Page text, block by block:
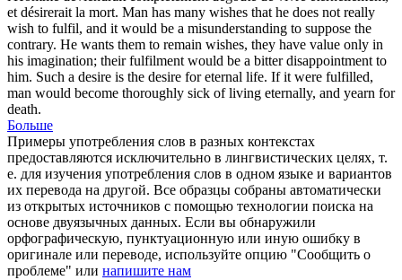
et désirerait la mort. Man has many wishes that he does not really
wish to fulfil, and it would be a misunderstanding to suppose the
contrary. He wants them to remain wishes, they have value only in
his imagination; their fulfilment would be a bitter disappointment to
him. Such a desire is the desire for eternal life. If it were fulfilled,
man would become thoroughly sick of living eternally, and yearn for
death.
Больше
Примеры употребления слов в разных контекстах
предоставляются исключительно в лингвистических целях, т.
е. для изучения употребления слов в одном языке и вариантов
их перевода на другой. Все образцы собраны автоматически
из открытых источников с помощью технологии поиска на
основе двуязычных данных. Если вы обнаружили
орфографическую, пунктуационную или иную ошибку в
оригинале или переводе, используйте опцию "Сообщить о
проблеме" или напишите нам